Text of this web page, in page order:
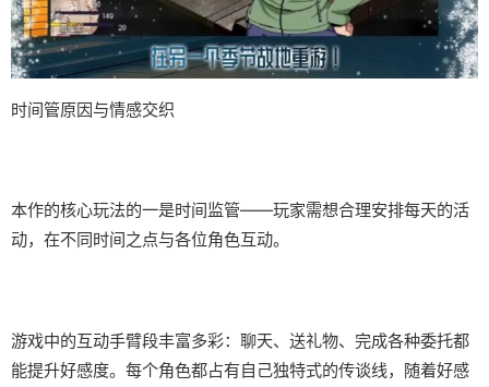
时间管原因与情感交织
本作的核心玩法的一是时间监管——玩家需想合理安排每天的活
动，在不同时间之点与各位角色互动。
游戏中的​​互动手臂段丰富多彩​​：聊天、送礼物、完成各种委托都
能提升好感度。每个角色都占有自己独特式的传谈线，随着好感